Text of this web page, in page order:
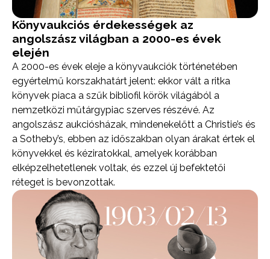
Könyvaukciós érdekességek az
angolszász világban a 2000-es évek
elején
A 2000-es évek eleje a könyvaukciók történetében
egyértelmű korszakhatárt jelent: ekkor vált a ritka
könyvek piaca a szűk bibliofil körök világából a
nemzetközi műtárgypiac szerves részévé. Az
angolszász aukciósházak, mindenekelőtt a Christie’s és
a Sotheby’s, ebben az időszakban olyan árakat értek el
könyvekkel és kéziratokkal, amelyek korábban
elképzelhetetlenek voltak, és ezzel új befektetői
réteget is bevonzottak.